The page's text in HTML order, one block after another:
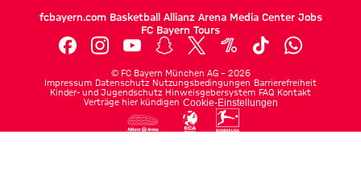
fcbayern.com Basketball Allianz Arena Media Center Jobs
FC Bayern Tours
© FC Bayern München AG – 2026
Impressum Datenschutz Nutzungsbedingungen Barrierefreiheit
Kinder- und Jugendschutz Hinweisgebersystem FAQ Kontakt
Verträge hier kündigen Cookie-Einstellungen